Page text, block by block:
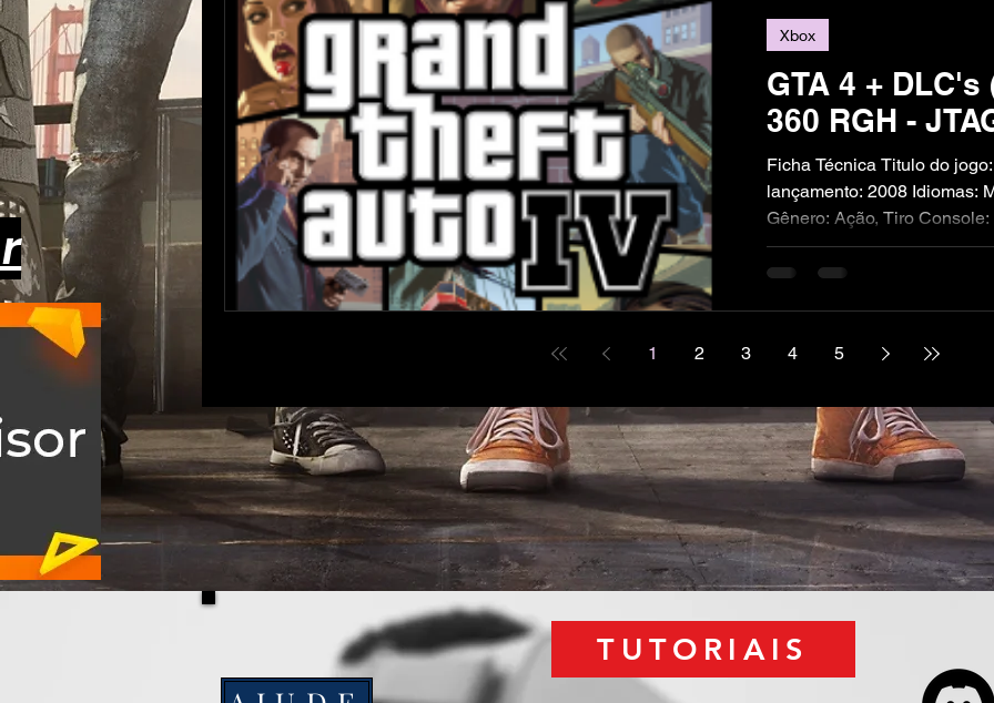
GTA 4 + DLC's
360 RGH -
Ficha Técnica Titulo do jogo: GTA 4 + DLC's Ano de
lançamento: 2008 Idiomas: Multi - Legendado PT-BR
Gênero: Ação, Tiro Console: XBOX 360 Desbloqueio:
RGH - JTAG Formato: Default.XEX Tamanho: 6,00 GB
DESCRIÇÃO DO
oportunidades conhecida
para o s
Xbox
1 2 3 4 5
TUTORIAIS